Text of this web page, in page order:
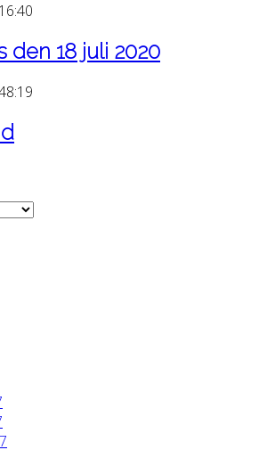
den 18 juli 2020